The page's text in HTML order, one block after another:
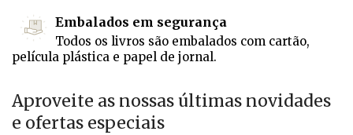
Embalados em segurança
Todos os livros são embalados com cartão,
película plástica e papel de jornal.
Aproveite as nossas últimas novidades
e ofertas especiais